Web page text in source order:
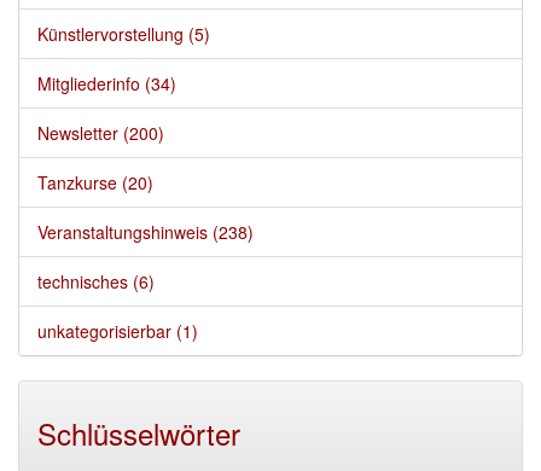
Künstlervorstellung (5)
Mitgliederinfo (34)
Newsletter (200)
Tanzkurse (20)
Veranstaltungshinweis (238)
technisches (6)
unkategorisierbar (1)
Schlüsselwörter